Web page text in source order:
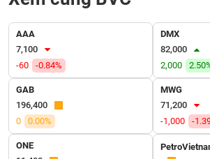
AAA
7,100
-60
-0.84%
DMX
82,000
2,000
GAB
196,400
0
0.00%
MWG
71,200
-1,000
-
ONE
TIÊU
DÙNG
THIẾT
YẾU
CHĂM